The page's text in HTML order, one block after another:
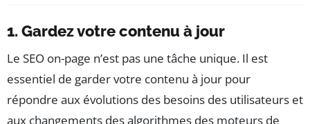
1. Gardez votre contenu à jour
Le SEO on-page n’est pas une tâche unique. Il est
essentiel de garder votre contenu à jour pour
répondre aux évolutions des besoins des utilisateurs et
aux changements des algorithmes des moteurs de